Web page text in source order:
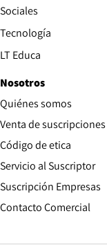
Sociales
Tecnología
LT Educa
Nosotros
Quiénes somos
Venta de suscripciones
Código de etica
Servicio al Suscriptor
Suscripción Empresas
Contacto Comercial